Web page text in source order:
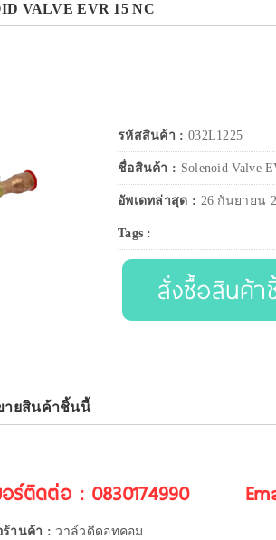
VALVE EVR 15 NC
รหัสสินค้า : 032L1225
ชื่อสินค้า : Solenoid Valve
อัพเดทล่าสุด : 26 กันยายน
Tags :
สั่งซื้อสินค้า
ายสินค้าชิ้นนี้
อร์ติดต่อ : 0830174990
ร้านค้า : วาล์วดีดอทคอม